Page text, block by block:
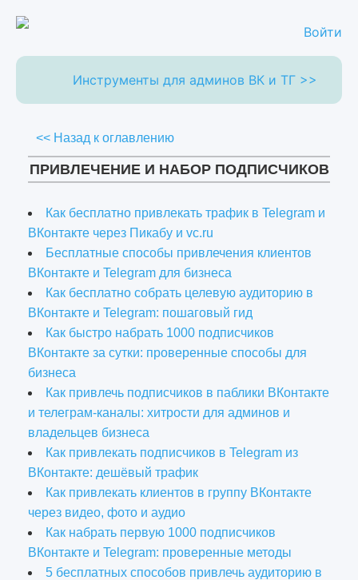
Войти
Инструменты для админов ВК и ТГ >>
<< Назад к оглавлению
ПРИВЛЕЧЕНИЕ И НАБОР ПОДПИСЧИКОВ
Как бесплатно привлекать трафик в Telegram и
ВКонтакте через Пикабу и vc.ru
Бесплатные способы привлечения клиентов
ВКонтакте и Telegram для бизнеса
Как бесплатно собрать целевую аудиторию в
ВКонтакте и Telegram: пошаговый гид
Как быстро набрать 1000 подписчиков
ВКонтакте за сутки: проверенные способы для
бизнеса
Как привлечь подписчиков в паблики ВКонтакте
и телеграм-каналы: хитрости для админов и
владельцев бизнеса
Как привлекать подписчиков в Telegram из
ВКонтакте: дешёвый трафик
Как привлекать клиентов в группу ВКонтакте
через видео, фото и аудио
Как набрать первую 1000 подписчиков
ВКонтакте и Telegram: проверенные методы
5 бесплатных способов привлечь аудиторию в